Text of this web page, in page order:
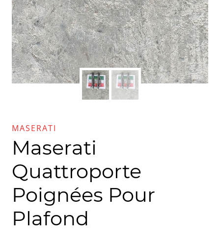
MASERATI
Maserati
Quattroporte
Poignées Pour
Plafond